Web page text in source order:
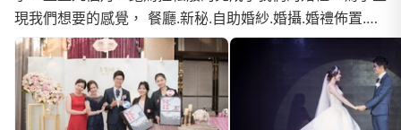
現我們想要的感覺， 餐廳.新秘.自助婚紗.婚攝.婚禮佈置.主
持人都進行了海選般的瘋狂搜尋XDD新秘妝感.自助婚紗攝
影師作品&amp;婚紗樣式.現場佈置成品照.婚攝拍照效果.主
持實況影片... 前後不知道爬文幾個月，終於一一找齊
了。 很忙很累，但是好值得！ 搜尋